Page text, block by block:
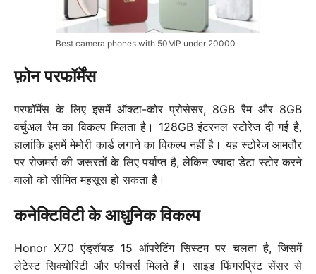
Best camera phones with 50MP under 20000
फ़ोन परफॉर्मेंस
परफॉर्मेंस के लिए इसमें ऑक्टा-कोर प्रोसेसर, 8GB रैम और 8GB
वर्चुअल रैम का विकल्प मिलता है। 128GB इंटरनल स्टोरेज दी गई है,
हालांकि इसमें मेमोरी कार्ड लगाने का विकल्प नहीं है। यह स्टोरेज आमतौर
पर रोजमर्रा की जरूरतों के लिए पर्याप्त है, लेकिन ज्यादा डेटा स्टोर करने
वालों को सीमित महसूस हो सकता है।
कनेक्टिविटी के आधुनिक विकल्प
Honor X70 एंड्रॉयड 15 ऑपरेटिंग सिस्टम पर चलता है, जिसमें
लेटेस्ट सिक्योरिटी और फीचर्स मिलते हैं। साइड फिंगरप्रिंट सेंसर से